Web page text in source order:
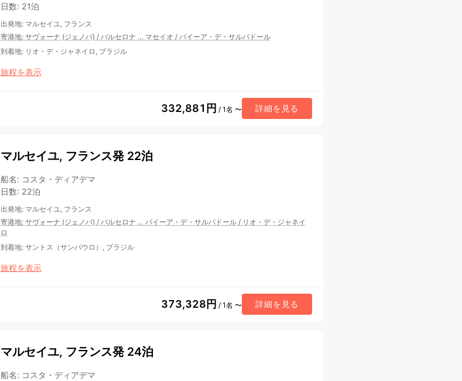
日数: 21泊
出発地: マルセイユ, フランス
寄港地: サヴォーナ (ジェノバ) / バルセロナ … マセイオ / バイーア・デ・サルバドール
到着地: リオ・デ・ジャネイロ, ブラジル
旅程を表示
332,881円 / 1名 〜 詳細を見る
マルセイユ, フランス発 22泊
船名: コスタ・ディアデマ
日数: 22泊
出発地: マルセイユ, フランス
寄港地: サヴォーナ (ジェノバ) / バルセロナ … バイーア・デ・サルバドール/ リオ・デ・ジャネイ
ロ
到着地: サントス（サンパウロ）, ブラジル
旅程を表示
373,328円 / 1名 〜 詳細を見る
マルセイユ, フランス発 24泊
船名: コスタ・ディアデマ